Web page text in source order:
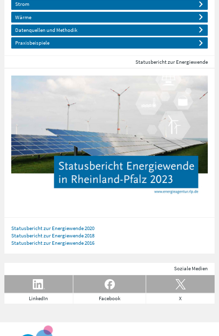
Strom
Wärme
Datenquellen und Methodik
Praxisbeispiele
Statusbericht zur Energiewende
Statusbericht zur Energiewende 2020
Statusbericht zur Energiewende 2018
Statusbericht zur Energiewende 2016
Soziale Medien
LinkedIn Facebook X